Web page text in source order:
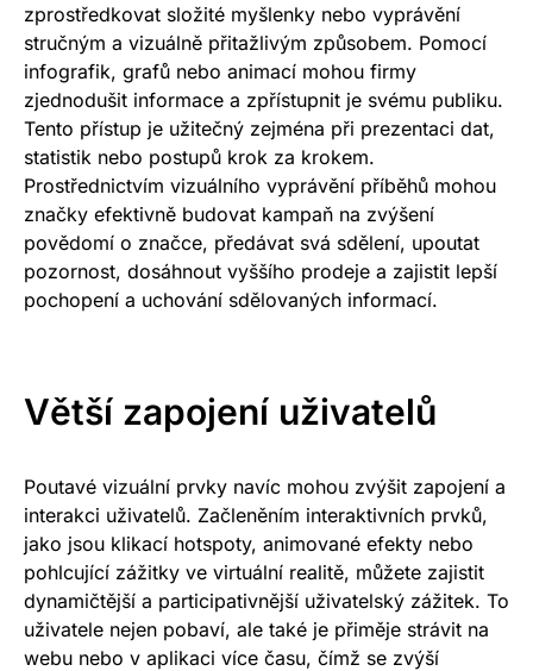
zprostředkovat složité myšlenky nebo vyprávění
stručným a vizuálně přitažlivým způsobem. Pomocí
infografik, grafů nebo animací mohou firmy
zjednodušit informace a zpřístupnit je svému publiku.
Tento přístup je užitečný zejména při prezentaci dat,
statistik nebo postupů krok za krokem.
Prostřednictvím vizuálního vyprávění příběhů mohou
značky efektivně budovat kampaň na zvýšení
povědomí o značce, předávat svá sdělení, upoutat
pozornost, dosáhnout vyššího prodeje a zajistit lepší
pochopení a uchování sdělovaných informací.
Větší zapojení uživatelů
Poutavé vizuální prvky navíc mohou zvýšit zapojení a
interakci uživatelů. Začleněním interaktivních prvků,
jako jsou klikací hotspoty, animované efekty nebo
pohlcující zážitky ve virtuální realitě, můžete zajistit
dynamičtější a participativnější uživatelský zážitek. To
uživatele nejen pobaví, ale také je přiměje strávit na
webu nebo v aplikaci více času, čímž se zvýší